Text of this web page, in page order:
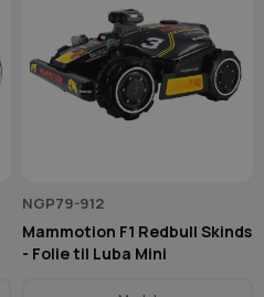
NGP79-912
Mammotion F1 Redbull Skinds
- Folie til Luba Mini